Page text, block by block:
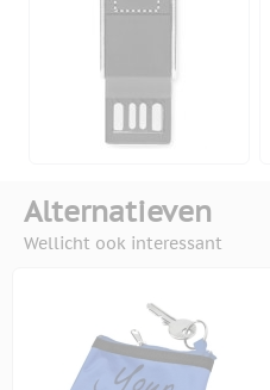
Alternatieven
Wellicht ook interessant